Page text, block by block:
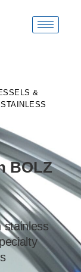
&
BOLZ
stainless